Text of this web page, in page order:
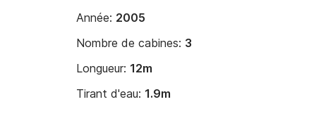
Année: 2005
Nombre de cabines: 3
Longueur: 12m
Tirant d'eau: 1.9m